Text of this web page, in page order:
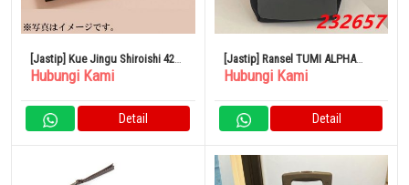
[Jastip] Kue Jingu Shiroishi 42
buah
Hubungi Kami
Detail
[Jastip] Ransel TUMI ALPHA
BRAVO 232657
Hubungi Kami
Detail